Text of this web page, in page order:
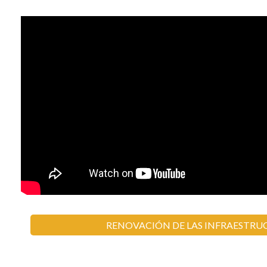
RENOVACIÓN DE LAS